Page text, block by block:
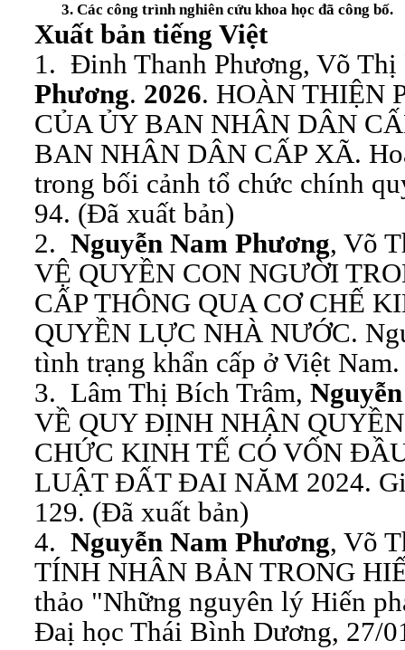
3. Các công trình nghiên cứu khoa học đã công bố.
Xuất bản tiếng Việt
1. Đinh Thanh Phương, Võ
Phương. 2026. HOÀN THIỆN
CỦA ỦY BAN NHÂN DÂN
BAN NHÂN DÂN CẤP XÃ.
trong bối cảnh tổ chức chính
94. (Đã xuất bản)
2. Nguyễn Nam Phương, Võ
VỆ QUYỀN CON NGƯỜI
CẤP THÔNG QUA CƠ CHẾ
QUYỀN LỰC NHÀ NƯỚC.
tình trạng khẩn cấp ở Việt
3. Lâm Thị Bích Trâm,
VỀ QUY ĐỊNH NHẬN
CHỨC KINH TẾ CÓ VỐN
LUẬT ĐẤT ĐAI NĂM 2024.
129. (Đã xuất bản)
4. Nguyễn Nam Phương, Võ
TÍNH NHÂN BẢN TRONG
thảo "Những nguyên lý Hiến
Đaị học Thái Bình Dương, 27/